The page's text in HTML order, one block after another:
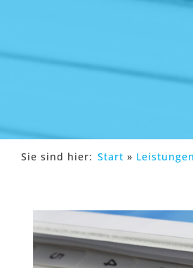
Sie sind hier: Start » Leistungen